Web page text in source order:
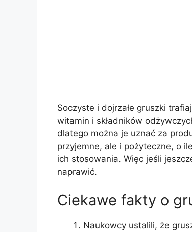
Soczyste i dojrzałe gruszki
witamin i składników
dlatego można je uznać za
przyjemne, ale i pożyteczne, o
ich stosowania. Więc jeśli
naprawić.
Ciekawe fakty o
Naukowcy ustalili, że